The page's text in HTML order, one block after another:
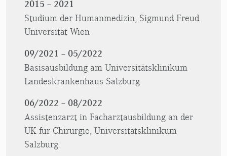
2015 – 2021
Studium der Humanmedizin, Sigmund Freud
Universität Wien
09/2021 – 05/2022
Basisausbildung am Universitätsklinikum
Landeskrankenhaus Salzburg
06/2022 – 08/2022
Assistenzarzt in Facharztausbildung an der
UK für Chirurgie, Universitätsklinikum
Salzburg